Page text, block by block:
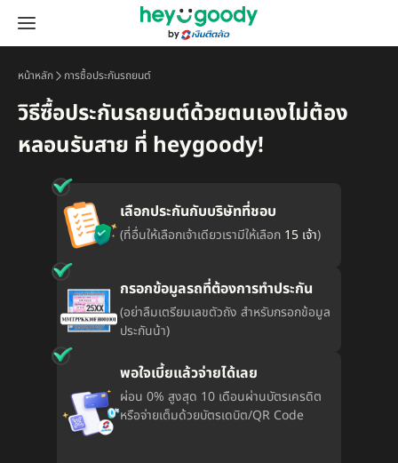
หน้าหลัก การซื้อประกันรถยนต์
วิธีซื้อประกันรถยนต์ด้วยตนเองไม่ต้อง
หลอนรับสาย ที่ heygoody!
เลือกประกันกับบริษัทที่ชอบ
(ที่อื่นให้เลือกเจ้าเดียวเรามีให้เลือก 15 เจ้า)
กรอกข้อมูลรถที่ต้องการทำประกัน
(อย่าลืมเตรียมเลขตัวถัง สำหรับกรอกข้อมูล
ประกันน้า)
พอใจเบี้ยแล้วจ่ายได้เลย
ผ่อน 0% สูงสุด 10 เดือนผ่านบัตรเครดิต
หรือจ่ายเต็มด้วยบัตรเดบิต/QR Code